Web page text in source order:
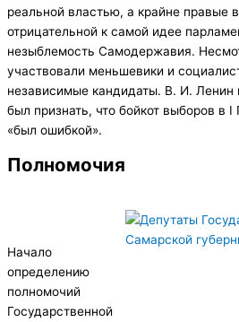
реальной властью, а крайне правые
отрицательной к самой идее
незыблемость Самодержавия.
участвовали меньшевики и
независимые кандидаты. В. И.
был признать, что бойкот выборов в
«был ошибкой».
Полномочия
Начало
определению
полномочий
Государственной